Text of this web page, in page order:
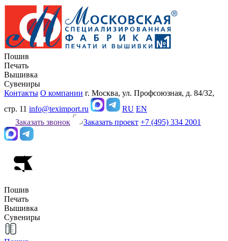
Пошив
Печать
Вышивка
Сувениры
Контакты О компании г. Москва, ул. Профсоюзная, д. 84/32,
стр. 11 info@teximport.ru RU EN
Заказать звонок
Заказать проект +7 (495) 334 2001
Пошив
Печать
Вышивка
Сувениры